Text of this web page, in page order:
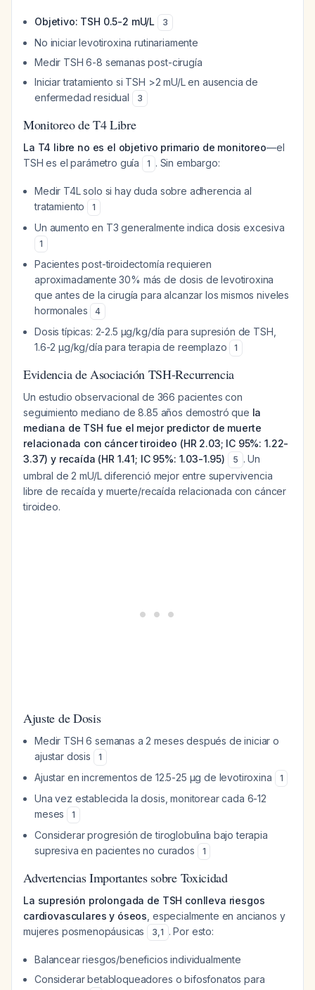
Objetivo: TSH 0.5-2 mU/L 3
No iniciar levotiroxina rutinariamente
Medir TSH 6-8 semanas post-cirugía
Iniciar tratamiento si TSH >2 mU/L en ausencia de
enfermedad residual
3
Monitoreo de T4 Libre
La T4 libre no es el objetivo primario de monitoreo—el
TSH es el parámetro guía
1 . Sin embargo:
Medir T4L solo si hay duda sobre adherencia al
tratamiento
1
Un aumento en T3 generalmente indica dosis excesiva
1
Pacientes post-tiroidectomía requieren
aproximadamente 30% más de dosis de levotiroxina
que antes de la cirugía para alcanzar los mismos niveles
hormonales
4
Dosis típicas: 2-2.5 μg/kg/día para supresión de TSH,
1.6-2 μg/kg/día para terapia de reemplazo
1
Evidencia de Asociación TSH-Recurrencia
Un estudio observacional de 366 pacientes con
seguimiento mediano de 8.85 años demostró que la
mediana de TSH fue el mejor predictor de muerte
relacionada con cáncer tiroideo (HR 2.03; IC 95%: 1.22-
3.37) y recaída (HR 1.41; IC 95%: 1.03-1.95)
5 . Un
umbral de 2 mU/L diferenció mejor entre supervivencia
libre de recaída y muerte/recaída relacionada con cáncer
tiroideo.
Ajuste de Dosis
Medir TSH 6 semanas a 2 meses después de iniciar o
ajustar dosis
1
Ajustar en incrementos de 12.5-25 μg de levotiroxina 1
Una vez establecida la dosis, monitorear cada 6-12
meses
1
Considerar progresión de tiroglobulina bajo terapia
supresiva en pacientes no curados
1
Advertencias Importantes sobre Toxicidad
La supresión prolongada de TSH conlleva riesgos
cardiovasculares y óseos , especialmente en ancianos y
mujeres posmenopáusicas
3,1 . Por esto:
Balancear riesgos/beneficios individualmente
Considerar betabloqueadores o bifosfonatos para